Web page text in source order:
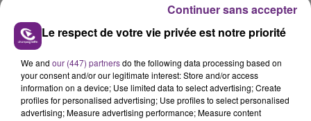
LA CENTRALE NUCLÉAIRE DE CHOOZ
TOUJOURS À L'ARRÊT
Cela fait déjà une semaine que la centrale
nucléaire ardennaise est à l'arrêt. Une situation
justifiée par la sécheresse intense qui est toujours
Le respect de votre vie privée est notre priorité
We and our (447) partnersdo the following data processing based on
your consent and/or our legitimate interest: Store and/or access
information on a device; Use limited data to select advertising; Create
profiles for personalised advertising; Use profiles to select personalised
advertising; Measure advertising performance; Measure content
Continuer sans accepter